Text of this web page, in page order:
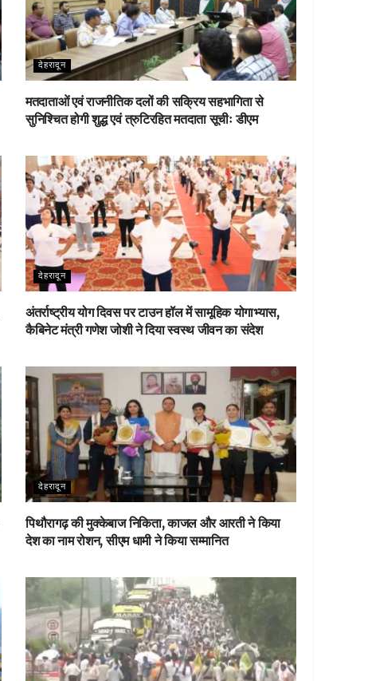
देहरादून
मतदाताओं एवं राजनीतिक दलों की सक्रिय सहभागिता से
सुनिश्चित होगी शुद्ध एवं त्रुटिरहित मतदाता सूचीः डीएम
देहरादून
अंतर्राष्ट्रीय योग दिवस पर टाउन हॉल में सामूहिक योगाभ्यास,
कैबिनेट मंत्री गणेश जोशी ने दिया स्वस्थ जीवन का संदेश
देहरादून
पिथौरागढ़ की मुक्केबाज निकिता, काजल और आरती ने किया
देश का नाम रोशन, सीएम धामी ने किया सम्मानित